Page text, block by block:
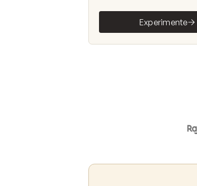
Experimente